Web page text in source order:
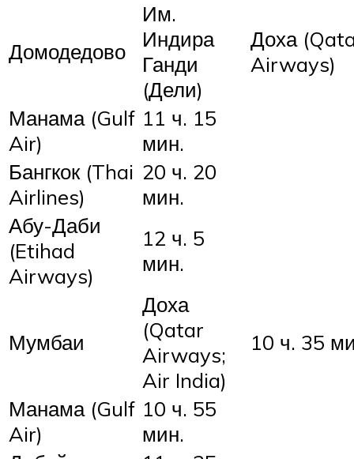
Домодедово
Им.
Индира
Ганди
(Дели)
Доха
Airways)
Манама (Gulf
Air)
11 ч. 15
мин.
Бангкок (Thai
Airlines)
20 ч. 20
мин.
Абу-Даби
(Etihad
Airways)
12 ч. 5
мин.
Мумбаи
Доха
(Qatar
Airways;
Air India)
10 ч. 35
Манама (Gulf
Air)
10 ч. 55
мин.